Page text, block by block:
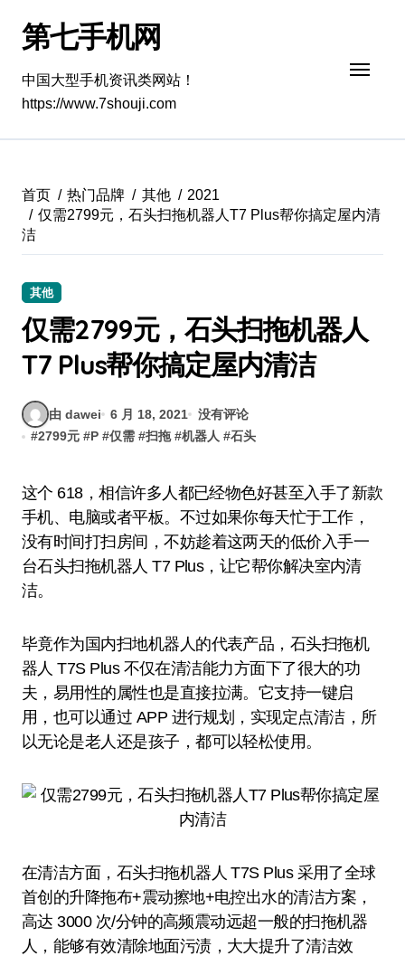
第七手机网
中国大型手机资讯类网站！
https://www.7shouji.com
首页 热门品牌 其他
2021
仅需2799元，石头扫拖机器人T7 Plus帮你搞定屋内清
洁
其他
仅需2799元，石头扫拖机器人
T7 Plus帮你搞定屋内清洁
由 dawei 6 月 18, 2021
没有评论
#2799元 #P #仅需 #扫拖 #机器人 #石头
这个 618，相信许多人都已经物色好甚至入手了新款
手机、电脑或者平板。不过如果你每天忙于工作，
没有时间打扫房间，不妨趁着这两天的低价入手一
台石头扫拖机器人 T7 Plus，让它帮你解决室内清
洁。
毕竟作为国内扫地机器人的代表产品，石头扫拖机
器人 T7S Plus 不仅在清洁能力方面下了很大的功
夫，易用性的属性也是直接拉满。它支持一键启
用，也可以通过 APP 进行规划，实现定点清洁，所
以无论是老人还是孩子，都可以轻松使用。
在清洁方面，石头扫拖机器人 T7S Plus 采用了全球
首创的升降拖布+震动擦地+电控出水的清洁方案，
高达 3000 次/分钟的高频震动远超一般的扫拖机器
人，能够有效清除地面污渍，大大提升了清洁效